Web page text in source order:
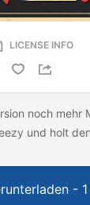
LICENSE INFO
noch mehr
und holt den
-